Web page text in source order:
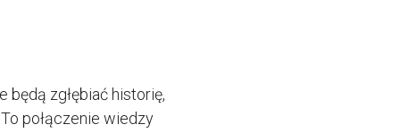
zgłębiać historię,
połączenie wiedzy